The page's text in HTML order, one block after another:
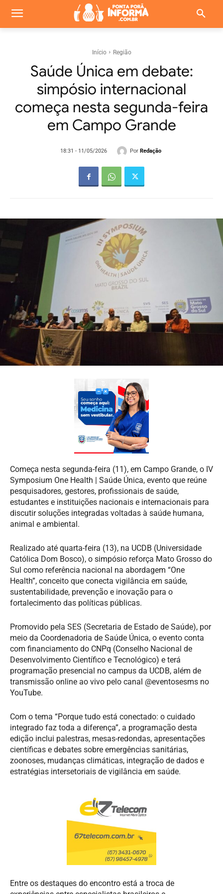
Início Região
Saúde Única em debate:
simpósio internacional
começa nesta segunda-feira
em Campo Grande
18:31 - 11/05/2026 Por Redação
Começa nesta segunda-feira (11), em Campo Grande, o IV
Symposium One Health | Saúde Única, evento que reúne
pesquisadores, gestores, profissionais de saúde,
estudantes e instituições nacionais e internacionais para
discutir soluções integradas voltadas à saúde humana,
animal e ambiental.
Realizado até quarta-feira (13), na UCDB (Universidade
Católica Dom Bosco), o simpósio reforça Mato Grosso do
Sul como referência nacional na abordagem “One
Health”, conceito que conecta vigilância em saúde,
sustentabilidade, prevenção e inovação para o
fortalecimento das políticas públicas.
Promovido pela SES (Secretaria de Estado de Saúde), por
meio da Coordenadoria de Saúde Única, o evento conta
com financiamento do CNPq (Conselho Nacional de
Desenvolvimento Científico e Tecnológico) e terá
programação presencial no campus da UCDB, além de
transmissão online ao vivo pelo canal @eventosesms no
YouTube.
Com o tema “Porque tudo está conectado: o cuidado
integrado faz toda a diferença”, a programação desta
edição inclui palestras, mesas-redondas, apresentações
científicas e debates sobre emergências sanitárias,
zoonoses, mudanças climáticas, integração de dados e
estratégias intersetoriais de vigilância em saúde.
Entre os destaques do encontro está a troca de